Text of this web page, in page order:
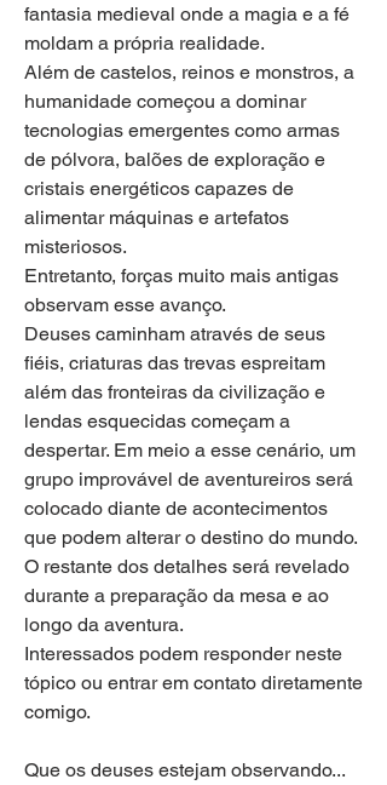
fantasia medieval onde a magia e a fé
moldam a própria realidade.
Além de castelos, reinos e monstros, a
humanidade começou a dominar
tecnologias emergentes como armas
de pólvora, balões de exploração e
cristais energéticos capazes de
alimentar máquinas e artefatos
misteriosos.
Entretanto, forças muito mais antigas
observam esse avanço.
Deuses caminham através de seus
fiéis, criaturas das trevas espreitam
além das fronteiras da civilização e
lendas esquecidas começam a
despertar. Em meio a esse cenário, um
grupo improvável de aventureiros será
colocado diante de acontecimentos
que podem alterar o destino do mundo.
O restante dos detalhes será revelado
durante a preparação da mesa e ao
longo da aventura.
Interessados podem responder neste
tópico ou entrar em contato diretamente
comigo.
Que os deuses estejam observando...